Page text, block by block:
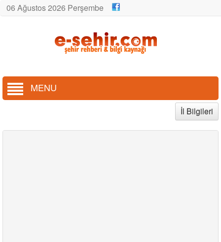
06 Ağustos 2026 Perşembe
MENU
İl Bilgileri